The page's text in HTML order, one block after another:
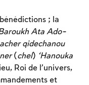
; la
Ata Ado-
qidechanou
(chel) ‘Hanouka
Roi de l’univers,
et